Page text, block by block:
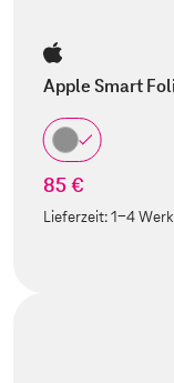
Apple Smart
85 €
Lieferzeit:1-4